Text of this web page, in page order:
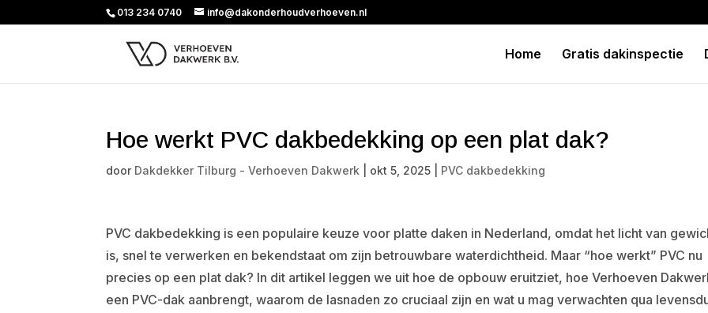
013 234 0740 info@dakonderhoudverhoeven.nl
Home Gratis dakinspectie
Hoe werkt PVC dakbedekking op een plat dak?
door Dakdekker Tilburg - Verhoeven Dakwerk okt 5, 2025 PVC dakbedekking
PVC dakbedekking is een populaire keuze voor platte daken in Nederland, omdat het licht van
is, snel te verwerken en bekendstaat om zijn betrouwbare waterdichtheid. Maar “hoe werkt” PVC nu
precies op een plat dak? In dit artikel leggen we uit hoe de opbouw eruitziet, hoe Verhoeven
een PVC-dak aanbrengt, waarom de lasnaden zo cruciaal zijn en wat u mag verwachten qua